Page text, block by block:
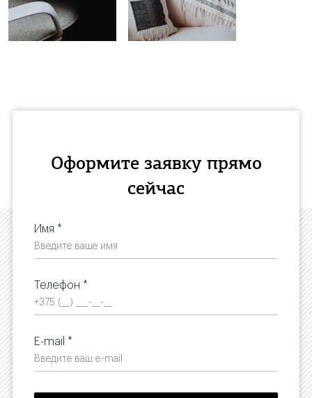
Оформите заявку прямо
сейчас
Имя *
Телефон *
E-mail *